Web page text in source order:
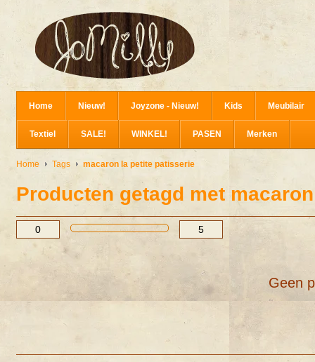
Home Nieuw! Joyzone - Nieuw! Kids Meubilair
Textiel SALE! WINKEL! PASEN Merken
Home Tags macaron la petite patisserie
Producten getagd met
Geen